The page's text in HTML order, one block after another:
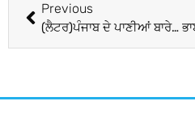
Previous
(ਲੈਟਰ)ਪੰਜਾਬ ਦੇ ਪਾਣੀਆਂ ਬਾਰੇ ਫਿਕਰਮੰਦ